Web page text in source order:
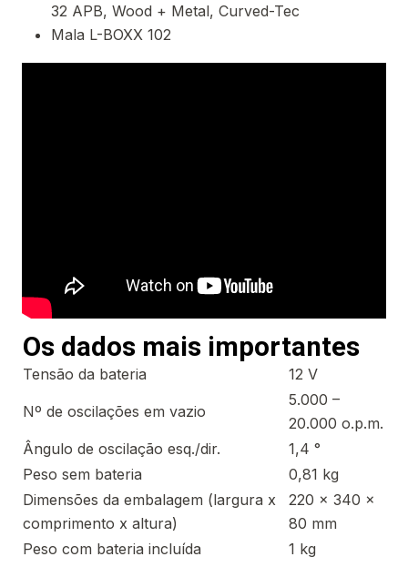
32 APB, Wood + Metal, Curved-Tec
Mala L-BOXX 102
Os dados mais importantes
Tensão da bateria 12 V
Nº de oscilações em vazio
5.000 –
20.000 o.p.m.
Ângulo de oscilação esq./dir.
1,4 °
Peso sem bateria
0,81 kg
Dimensões da embalagem (largura x
comprimento x altura)
220 x 340 x
80 mm
Peso com bateria incluída
1 kg